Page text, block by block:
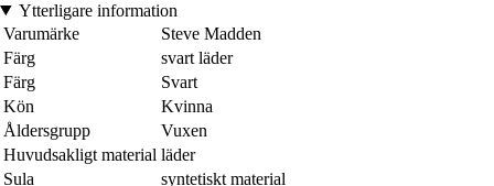
Ytterligare information
Varumärke
Steve Madden
Färg
svart läder
Färg
Svart
Kön
Kvinna
Åldersgrupp
Vuxen
Huvudsakligt material läder
Sula
syntetiskt material